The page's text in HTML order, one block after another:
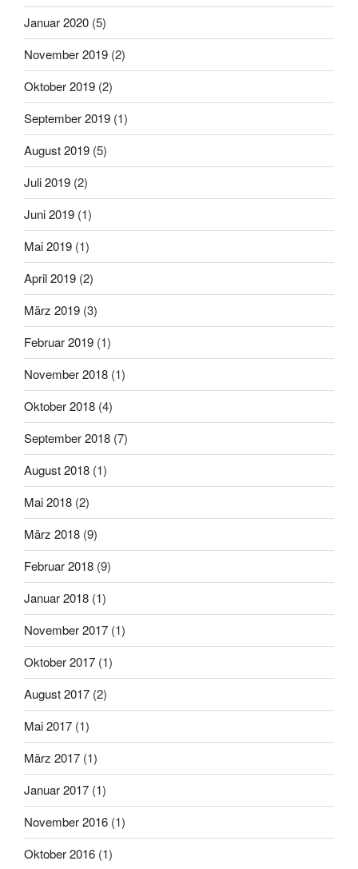
Januar 2020 (5)
November 2019 (2)
Oktober 2019 (2)
September 2019 (1)
August 2019 (5)
Juli 2019 (2)
Juni 2019 (1)
Mai 2019 (1)
April 2019 (2)
März 2019 (3)
Februar 2019 (1)
November 2018 (1)
Oktober 2018 (4)
September 2018 (7)
August 2018 (1)
Mai 2018 (2)
März 2018 (9)
Februar 2018 (9)
Januar 2018 (1)
November 2017 (1)
Oktober 2017 (1)
August 2017 (2)
Mai 2017 (1)
März 2017 (1)
Januar 2017 (1)
November 2016 (1)
Oktober 2016 (1)